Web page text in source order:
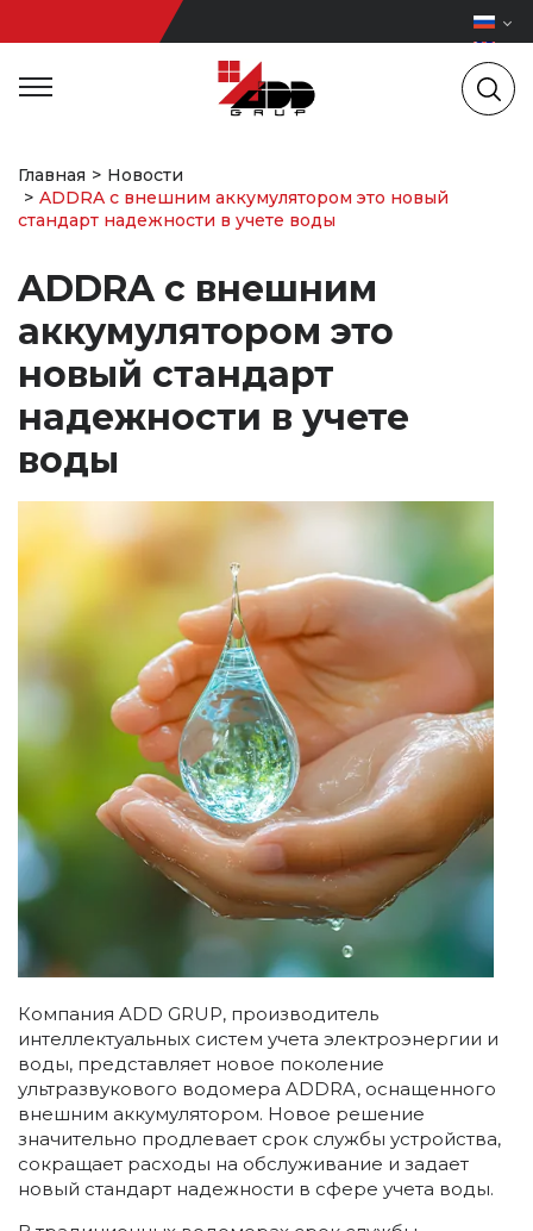
Главная
Новости
ADDRA с внешним аккумулятором это новый
стандарт надежности в учете воды
ADDRA с внешним
аккумулятором это
новый стандарт
надежности в учете
воды
Компания ADD GRUP, производитель
интеллектуальных систем учета электроэнергии и
воды, представляет новое поколение
ультразвукового водомера ADDRA, оснащенного
внешним аккумулятором. Новое решение
значительно продлевает срок службы устройства,
сокращает расходы на обслуживание и задает
новый стандарт надежности в сфере учета воды.